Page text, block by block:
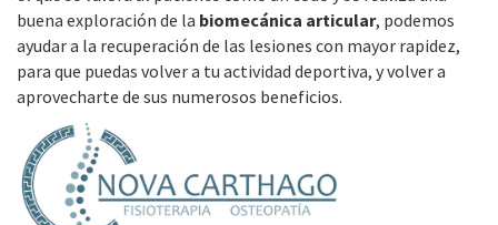
buena exploración de la biomecánica articular, podemos
ayudar a la recuperación de las lesiones con mayor rapidez,
para que puedas volver a tu actividad deportiva, y volver a
aprovecharte de sus numerosos beneficios.